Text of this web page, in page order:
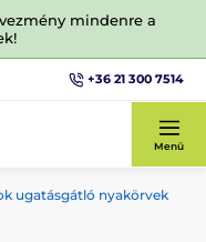
mindenre a
+36 21 300 7514
Menü
ugatásgátló nyakörvek